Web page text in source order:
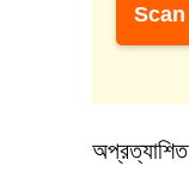
অপ্রত্যাশিত